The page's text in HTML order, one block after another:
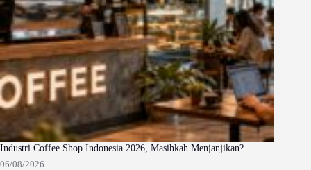
Industri Coffee Shop Indonesia 2026, Masihkah Menjanjikan?
06/08/2026